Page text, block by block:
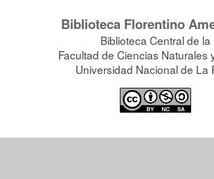
Biblioteca Florentino
Biblioteca Central de la
Facultad de Ciencias Naturales
Universidad Nacional de La